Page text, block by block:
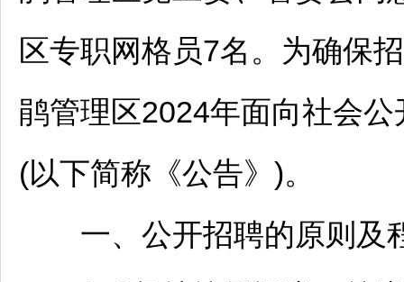
区专职网格员7名。为确保
鹃管理区2024年面向社会公
(以下简称《公告》)。
一、公开招聘的原则及